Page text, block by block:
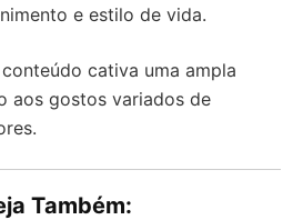
e estilo de vida.
cativa uma ampla
aos gostos variados de
Também: